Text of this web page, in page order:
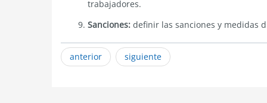
trabajadores.
Sanciones: definir las sanciones y medidas
anterior siguiente